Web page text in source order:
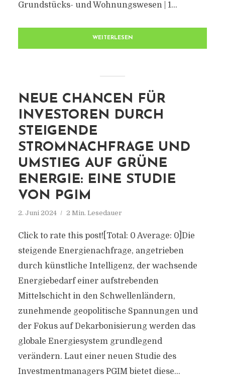
Grundstücks- und Wohnungswesen | 1...
WEITERLESEN
NEUE CHANCEN FÜR
INVESTOREN DURCH
STEIGENDE
STROMNACHFRAGE UND
UMSTIEG AUF GRÜNE
ENERGIE: EINE STUDIE
VON PGIM
2. Juni 2024 2 Min. Lesedauer
Click to rate this post![Total: 0 Average: 0]Die
steigende Energienachfrage, angetrieben
durch künstliche Intelligenz, der wachsende
Energiebedarf einer aufstrebenden
Mittelschicht in den Schwellenländern,
zunehmende geopolitische Spannungen und
der Fokus auf Dekarbonisierung werden das
globale Energiesystem grundlegend
verändern. Laut einer neuen Studie des
Investmentmanagers PGIM bietet diese...